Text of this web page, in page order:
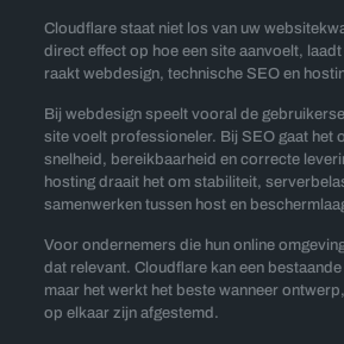
Cloudflare staat niet los van uw
direct effect op hoe een site aanvoelt,
raakt webdesign, technische SEO en
Bij webdesign speelt vooral de
site voelt professioneler. Bij SEO gaat het
snelheid, bereikbaarheid en correcte
hosting draait het om stabiliteit,
samenwerken tussen host en
Voor ondernemers die hun online
dat relevant. Cloudflare kan een
maar het werkt het beste wanneer
op elkaar zijn afgestemd.